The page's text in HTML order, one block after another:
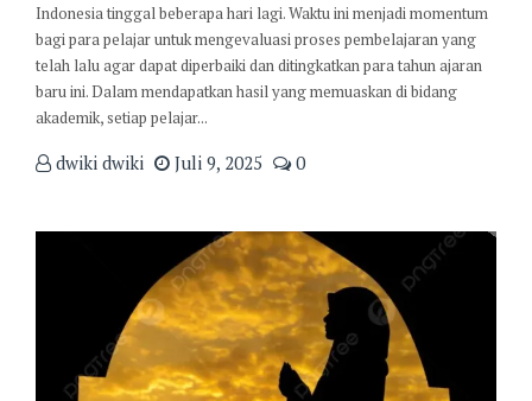
Indonesia tinggal beberapa hari lagi. Waktu ini menjadi momentum
bagi para pelajar untuk mengevaluasi proses pembelajaran yang
telah lalu agar dapat diperbaiki dan ditingkatkan para tahun ajaran
baru ini. Dalam mendapatkan hasil yang memuaskan di bidang
akademik, setiap pelajar...
dwiki dwiki Juli 9, 2025 0